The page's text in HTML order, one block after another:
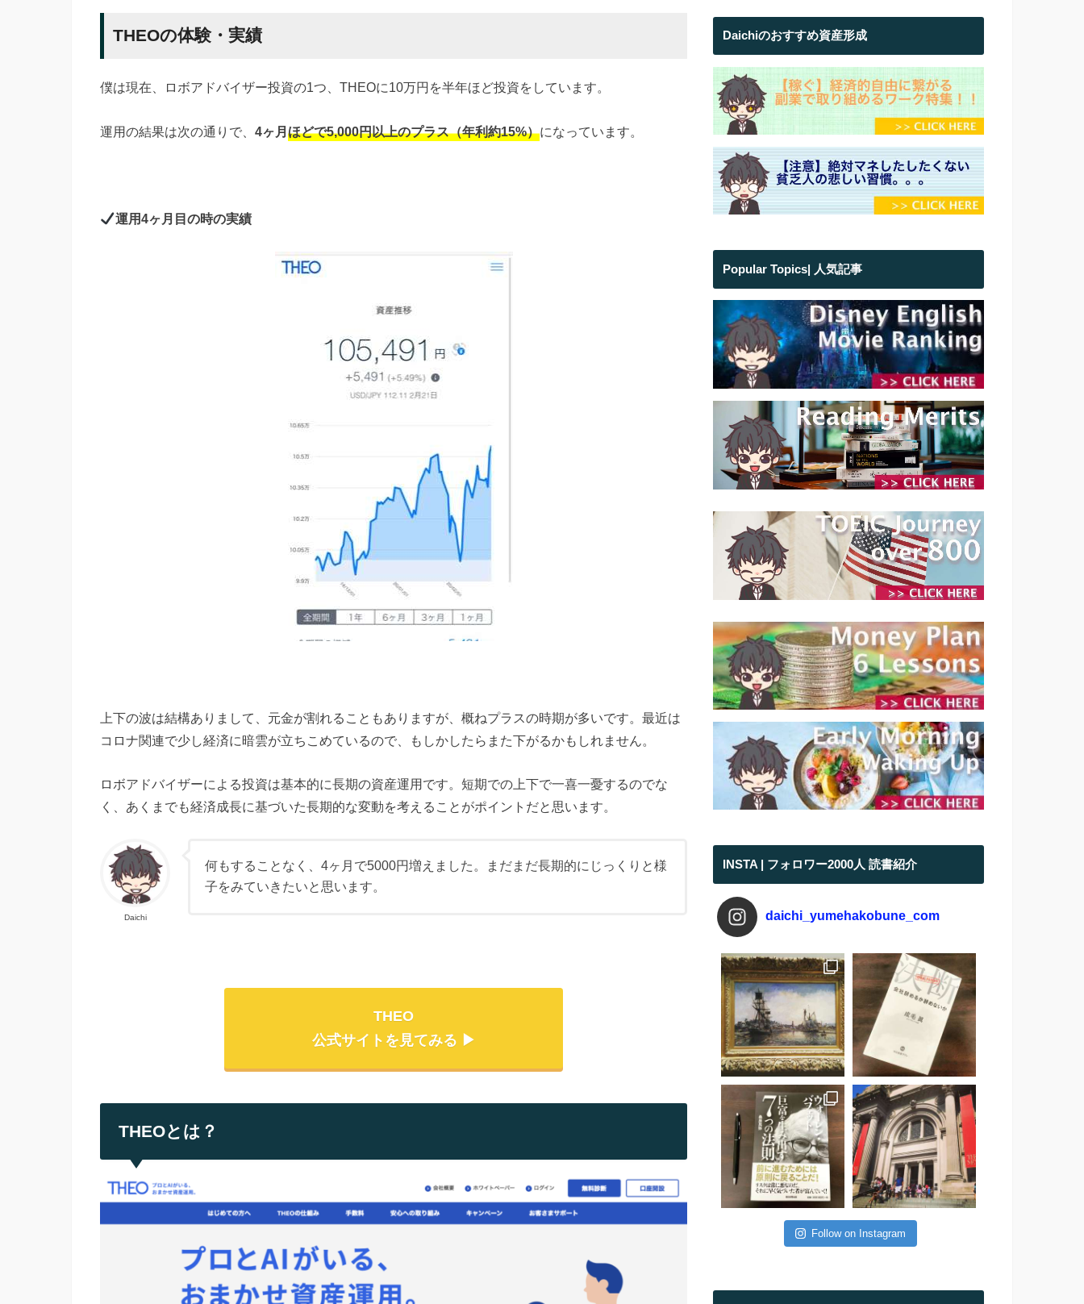
THEOの体験・実績
僕は現在、ロボアドバイザー投資の1つ、THEOに10万円を半年ほど投資をしています。
運用の結果は次の通りで、 4ヶ月 ほどで5,000円以上のプラス（年利約15%）になっています。
運用4ヶ月目の時の実績
上下の波は結構ありまして、元金が割れることもありますが、概ねプラスの時期が多いです。最近は
コロナ関連で少し経済に暗雲が立ちこめているので、もしかしたらまた下がるかもしれません。
ロボアドバイザーによる投資は基本的に長期の資産運用です。短期での上下で一喜一憂するのでな
く、あくまでも経済成長に基づいた長期的な変動を考えることがポイントだと思います。
Daichi
何もすることなく、4ヶ月で5000円増えました。まだまだ長期的にじっくりと様
子をみていきたいと思います。
THEO
公式サイトを見てみる ▶︎
THEOとは？
Daichiのおすすめ資産形成
Popular Topics| 人気記事
INSTA | フォロワー2000人 読書紹介
daichi_yumehakobune_com
Follow on Instagram